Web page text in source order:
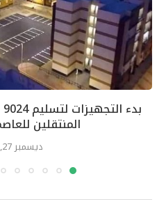
المنتقلين
ديسمبر 27, 2021